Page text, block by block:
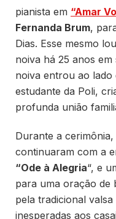
pianista em “Amar
Fernanda Brum,
Dias. Esse mesmo
noiva há 25 anos
noiva entrou ao lado
estudante da Poli,
profunda união
Durante a
continuaram com a
“Ode à Alegria“, e
para uma oração de
pela tradicional valsa
inesperadas aos